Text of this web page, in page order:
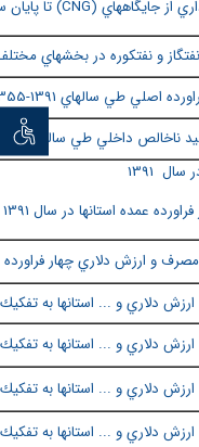
توان
CNG) تا پايان
و نفتكوره در بخشهاي مختلف
مصرف و ارزش دلاري چهار
دلاري و ... استانها به
دلاري و ... استانها به
دلاري و ... استانها به